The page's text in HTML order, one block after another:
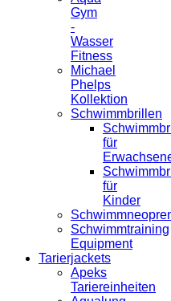
Gym
-
Wasser
Fitness
Michael
Phelps
Kollektion
Schwimmbrillen
für
für
Kinder
Schwimmtraining
Equipment
Tarierjackets
Apeks
Tariereinheiten